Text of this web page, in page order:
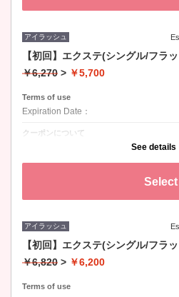
アイラッシュ
【初回】エクステ(シングル/フラ
￥6,270 > ￥5,700
Terms of use
Expiration Date：
クーポンについて
カール：Ｊ、Ｃ、Ｄ / 長さ：8-15mm /
See details
Select
アイラッシュ
【初回】エクステ(シングル/フラ
￥6,820 > ￥6,200
Terms of use